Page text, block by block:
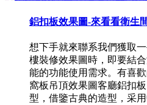
鋁扣板效果圖-來看看衛生
想下手就來聯系我們獲取
樓裝修效果圖時，即要結
能的功能使用需求。有喜
窩板吊頂效果圖客廳鋁扣
型，借鑒古典的造型，采